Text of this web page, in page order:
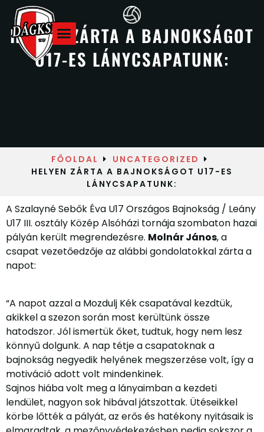
HELYEN ZÁRTA A BAJNOKSÁGOT
U17-ES LÁNYCSAPATUNK:
FŐOLDAL
UNCATEGORIZED
HELYEN ZÁRTA A BAJNOKSÁGOT U17-ES
LÁNYCSAPATUNK:
A Szalayné Sebők Éva U17 Országos Bajnokság / Leány
U17 III. osztály Közép Alsóházi tornája szombaton hazai
pályán került megrendezésre. Molnár János, a
csapat vezetőedzője az alábbi gondolatokkal zárta a
napot:
“A napot azzal a Mozdulj Kék csapatával kezdtük,
akikkel a szezon során most kerültünk össze
hatodszor. Jól ismertük őket, tudtuk, hogy nem lesz
könnyű dolgunk. A nap tétje a csapatoknak a
bajnokság negyedik helyének megszerzése volt, így a
motiváció adott volt mindenkinek.
Sajnos hiába volt meg a lányaimban a kezdeti
lendület, nagyon sok hibával játszottak. Ütéseikkel
körbe lőtték a pályát, az erős és hatékony nyitásaik is